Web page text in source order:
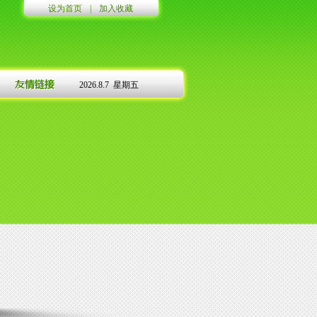
设为首页 | 加入收藏
2026.8.7 星期五